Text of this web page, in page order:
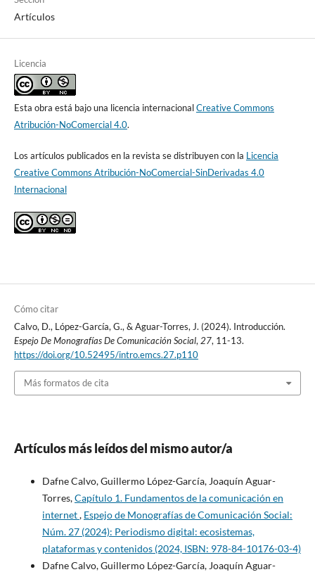
Artículos
Licencia
Esta obra está bajo una licencia internacionalCreative Commons
Atribución-NoComercial 4.0.
Los artículos publicados en la revista se distribuyen con la Licencia
Creative Commons Atribución-NoComercial-SinDerivadas 4.0
Internacional
Cómo citar
Calvo, D., López-García, G., & Aguar-Torres, J. (2024). Introducción.
Espejo De Monografías De Comunicación Social,27, 11-13.
https://doi.org/10.52495/intro.emcs.27.p110
Más formatos de cita
Artículos más leídos del mismo autor/a
Dafne Calvo, Guillermo López-García, Joaquín Aguar-
Torres,Capítulo 1. Fundamentos de la comunicación en
internet, Espejo de Monografías de Comunicación Social:
Núm. 27 (2024): Periodismo digital: ecosistemas,
plataformas y contenidos (2024, ISBN: 978-84-10176-03-4)
Dafne Calvo, Guillermo López-García, Joaquín Aguar-